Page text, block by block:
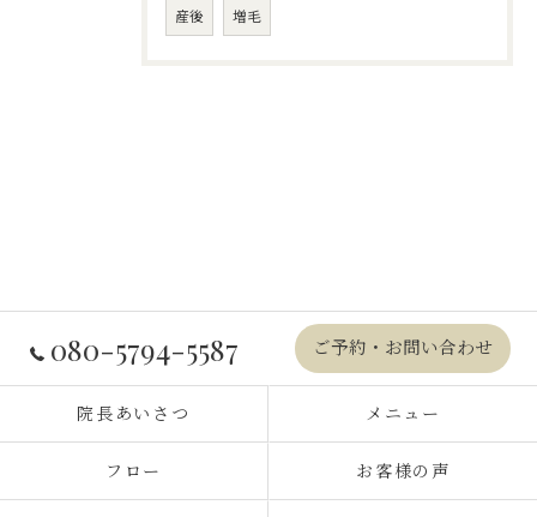
産後 増毛
080-5794-5587 ご予約・お問い合わせ
院長あいさつ メニュー
フロー お客様の声